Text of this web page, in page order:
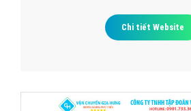
Chi tiết Website